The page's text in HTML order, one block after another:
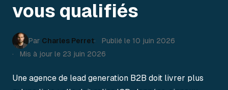
vous qualifiés
Par Charles Perret Publié le 10 juin 2026
Mis à jour le 23 juin 2026
Une agence de lead generation B2B doit livrer plus